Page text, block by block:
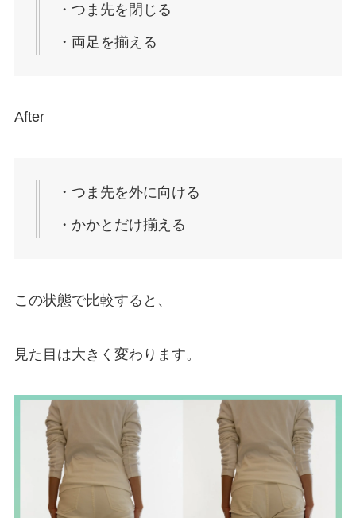
・つま先を閉じる
・両足を揃える
After
・つま先を外に向ける
・かかとだけ揃える
この状態で比較すると、
見た目は大きく変わります。